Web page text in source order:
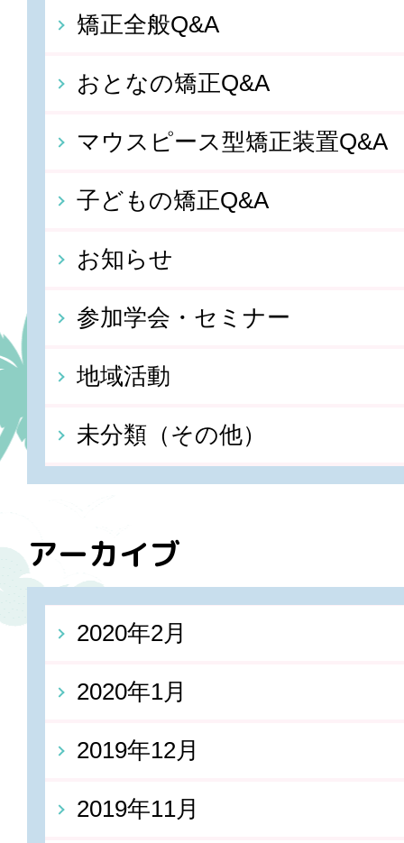
矯正全般Q&A
おとなの矯正Q&A
マウスピース型矯正装置Q&A
子どもの矯正Q&A
お知らせ
参加学会・セミナー
地域活動
未分類（その他）
アーカイブ
2020年2月
2020年1月
2019年12月
2019年11月